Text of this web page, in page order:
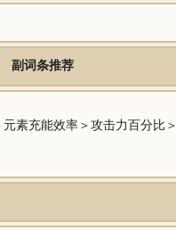
副词条推荐
素充能效率＞攻击力百分比